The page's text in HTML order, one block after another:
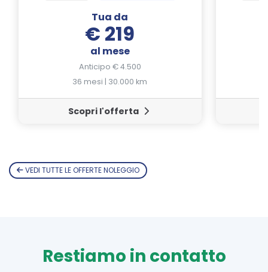
Tua da
€ 219
al mese
Anticipo € 4.500
36 mesi | 30.000 km
Scopri l'offerta
VEDI TUTTE LE OFFERTE NOLEGGIO
Restiamo in contatto